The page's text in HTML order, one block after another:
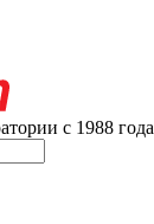
с 1988 года